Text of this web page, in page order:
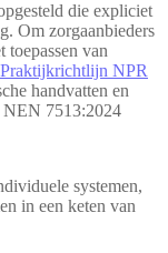
die expliciet
Om zorgaanbieders
toepassen van
NPR
handvatten en
NEN 7513:2024
systemen,
in een keten van